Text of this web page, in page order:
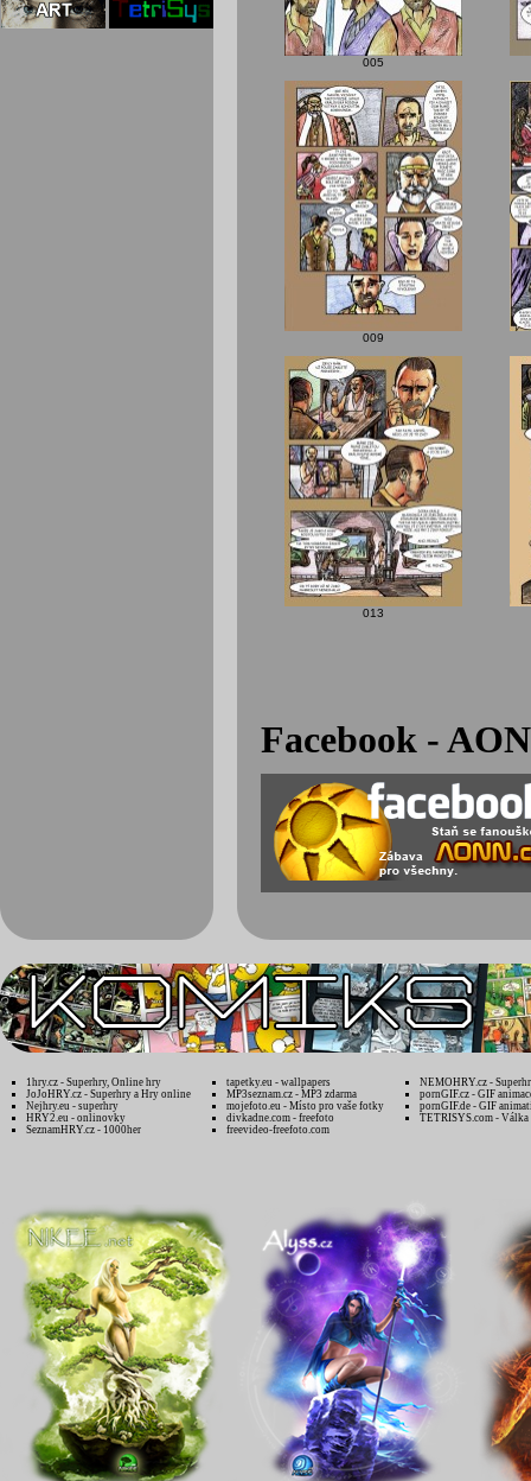
005
009
013
Facebook -
1hry.cz - Superhry, Online hry
JoJoHRY.cz - Superhry a Hry online
Nejhry.eu - superhry
HRY2.eu - onlinovky
SeznamHRY.cz - 1000her
tapetky.eu - wallpapers
MP3seznam.cz - MP3 zdarma
mojefoto.eu - Místo pro vaše fotky
divkadne.com - freefoto
freevideo-freefoto.com
NEMOHRY.cz -
pornGIF.cz - GIF
pornGIF.de - GIF
TETRISYS.com - Válka